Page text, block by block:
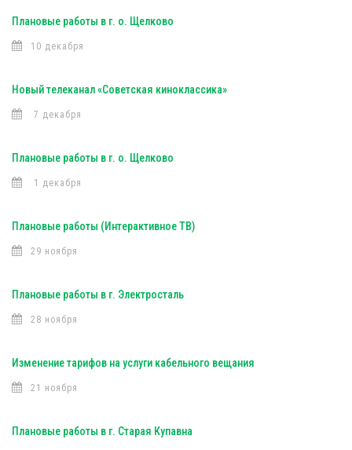
Плановые работы в г. о. Щелково
10 декабря
Новый телеканал «Советская киноклассика»
7 декабря
Плановые работы в г. о. Щелково
1 декабря
Плановые работы (Интерактивное ТВ)
29 ноября
Плановые работы в г. Электросталь
28 ноября
Изменение тарифов на услуги кабельного вещания
21 ноября
Плановые работы в г. Старая Купавна